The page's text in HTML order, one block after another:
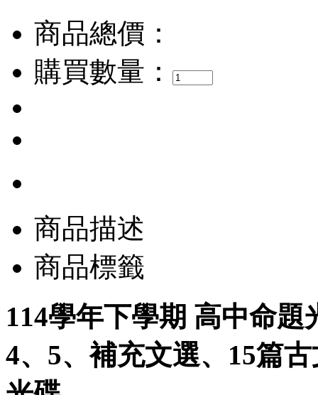
商品總價：
購買數量：
商品描述
商品標籤
114學年下學期 高中命
4、5、補充文選、15篇